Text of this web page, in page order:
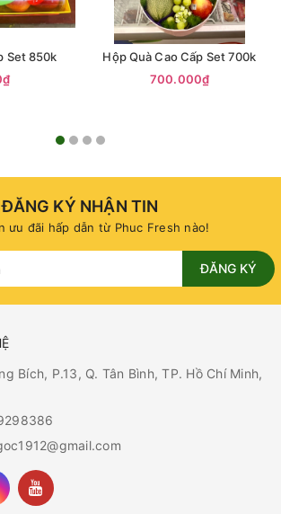
Set 850k
Hộp Quà Cao Cấp Set 700k
700.000₫
ĐĂNG KÝ NHẬN TIN
ưu đãi hấp dẫn từ Phuc Fresh nào!
ĐĂNG KÝ
Bích, P.13, Q. Tân Bình, TP. Hồ Chí Minh,